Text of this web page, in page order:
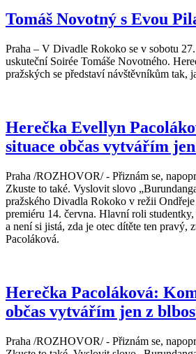
Tomáš Novotný s Evou
Praha – V Divadle Rokoko se v sobotu
uskuteční Soirée Tomáše Novotného.
pražských se představí návštěvníkům tak,
Herečka Evellyn
situace občas vytvářím
Praha /ROZHOVOR/ - Přiznám se,
Zkuste to také. Vyslovit slovo
pražského Divadla Rokoko v režii
premiéru 14. června. Hlavní roli studentky,
a není si jistá, zda je otec dítěte ten pravý,
Pacoláková.
Herečka Pacoláková:
občas vytvářím jen z
Praha /ROZHOVOR/ - Přiznám se,